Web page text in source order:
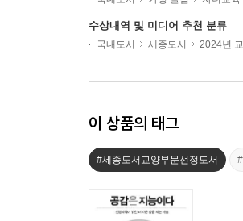
수상내역 및 미디어 추천 분류
국내도서 세종도서 2024년
이 상품의 태그
#세종도서교양부문선정도서